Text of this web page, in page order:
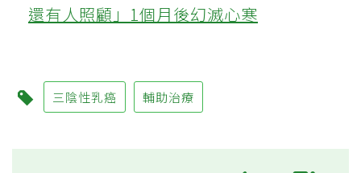
還有人照顧」1個月後幻滅心寒
三陰性乳癌 輔助治療